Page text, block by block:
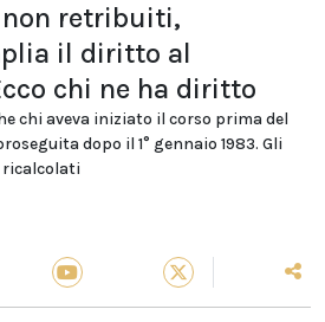
retribuiti,
il diritto al
chi ne ha diritto
chi aveva iniziato il corso prima del
dopo il 1° gennaio 1983. Gli
ricalcolati